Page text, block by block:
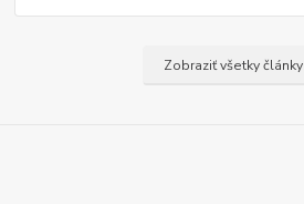
Zobraziť všetky články